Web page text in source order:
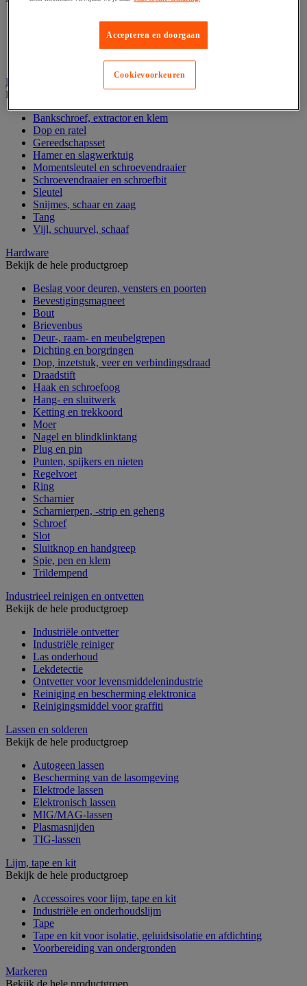
Assortimentsdoos en gereedschapkoffer
Gereedschapskist en opbergtas
Gereedschapskoffer en versterkte kist
Verrijdbare werktafel
Handgereedschap
Bekijk de hele productgroep
Bankschroef, extractor en klem
Dop en ratel
Gereedschapsset
Hamer en slagwerktuig
Momentsleutel en schroevendraaier
Schroevendraaier en schroefbit
Sleutel
Snijmes, schaar en zaag
Tang
Vijl, schuurvel, schaaf
Hardware
Bekijk de hele productgroep
Beslag voor deuren, vensters en poorten
Bevestigingsmagneet
Bout
Brievenbus
Deur-, raam- en meubelgrepen
Dichting en borgringen
Dop, inzetstuk, veer en verbindingsdraad
Draadstift
Haak en schroefoog
Hang- en sluitwerk
Ketting en trekkoord
Moer
Nagel en blindklinktang
Plug en pin
Punten, spijkers en nieten
Regelvoet
Ring
Scharnier
Scharnierpen, -strip en geheng
Schroef
Slot
Sluitknop en handgreep
Spie, pen en klem
Trildempend
Industrieel reinigen en ontvetten
Bekijk de hele productgroep
Industriële ontvetter
Industriële reiniger
Las onderhoud
Lekdetectie
Ontvetter voor levensmiddelenindustrie
Reiniging en bescherming elektronica
Reinigingsmiddel voor graffiti
Lassen en solderen
Bekijk de hele productgroep
Autogeen lassen
Bescherming van de lasomgeving
Elektrode lassen
Elektronisch lassen
MIG/MAG-lassen
Plasmasnijden
TIG-lassen
Lijm, tape en kit
Bekijk de hele productgroep
Accessoires voor lijm, tape en kit
Industriële en onderhoudslijm
Tape
Tape en kit voor isolatie, geluidsisolatie en afdichting
Voorbereiding van ondergronden
Markeren
Bekijk de hele productgroep
Accepteren en doorgaan
Cookievoorkeuren